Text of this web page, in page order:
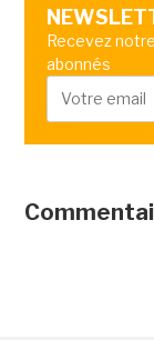
Recevez
abonnés